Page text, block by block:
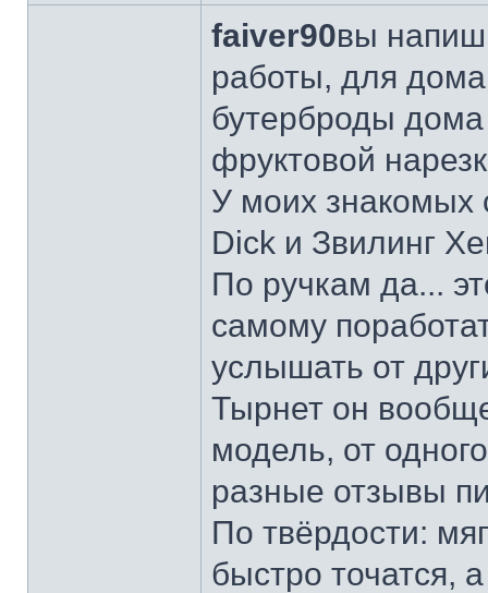
faiver90вы
работы, для
бутерброды дома
фруктовой
У моих знакомых
Dick и Звилинг
По ручкам да...
самому
услышать от
Тырнет он
модель, от
разные отзывы
По твёрдости:
быстро точатся,